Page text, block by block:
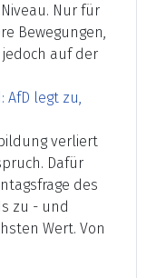
Nur für
Bewegungen,
auf der
legt zu,
verliert
Dafür
des
zu - und
Wert. Von